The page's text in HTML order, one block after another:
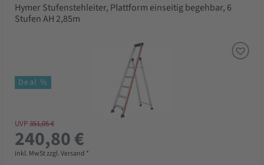
Hymer Stufenstehleiter, Plattform einseitig begehbar, 6
Stufen AH 2,85m
Deal %
UVP351,05 €
240,80 €
inkl. MwSt zzgl. Versand *